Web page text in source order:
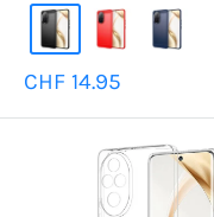
Prix
CHF 14.95